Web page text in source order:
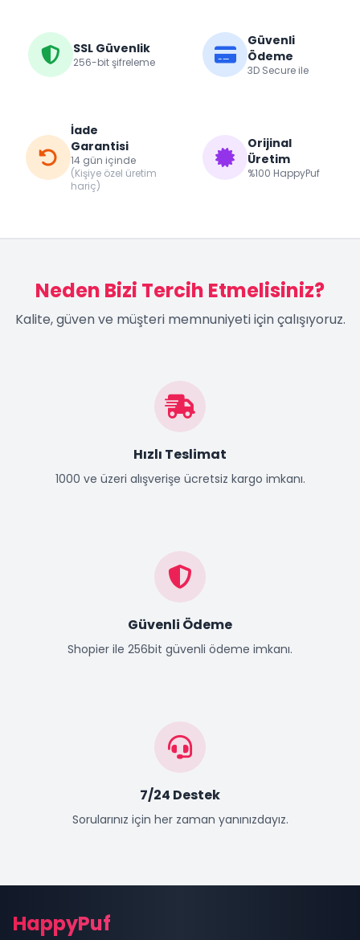
SSL Güvenlik
256-bit şifreleme
Güvenli
Ödeme
3D Secure ile
İade
Garantisi
14 gün içinde
(Kişiye özel üretim
hariç)
Orijinal
Üretim
%100 HappyPuf
Neden Bizi Tercih Etmelisiniz?
Kalite, güven ve müşteri memnuniyeti için çalışıyoruz.
Hızlı Teslimat
1000 ve üzeri alışverişe ücretsiz kargo imkanı.
Güvenli Ödeme
Shopier ile 256bit güvenli ödeme imkanı.
7/24 Destek
Sorularınız için her zaman yanınızdayız.
HappyPuf